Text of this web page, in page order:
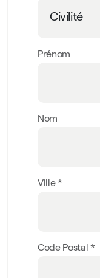
Prénom
Nom
Ville *
Code Postal *